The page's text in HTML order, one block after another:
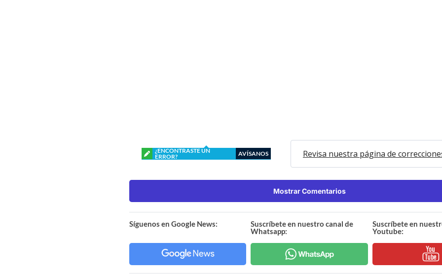
¿ENCONTRASTE UN
ERROR?
AVÍSANOS Revisa nuestra página de
Mostrar Comentarios
Síguenos en Google News:
Suscríbete en nuestro canal de
Whatsapp:
Suscríbete en
Youtube: